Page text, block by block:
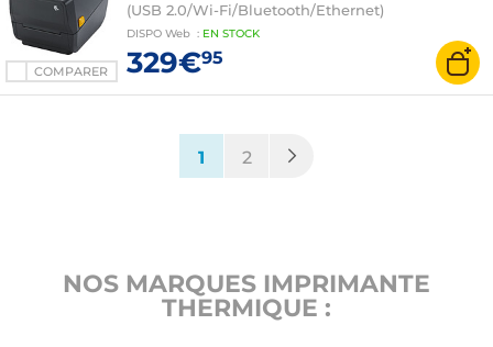
COMPARER
(USB 2.0/Wi-Fi/Bluetooth/Ethernet)
DISPO Web : EN STOCK
329€95
1 (current)
2
NOS MARQUES IMPRIMANTE
THERMIQUE :